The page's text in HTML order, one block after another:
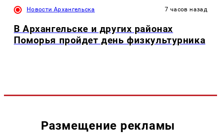
Новости Архангельска 7 часов назад
В Архангельске и других районах
Поморья пройдет день физкультурника
Размещение рекламы